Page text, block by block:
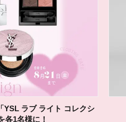
YSL ラブ ライト コレクシ
各1名様に！